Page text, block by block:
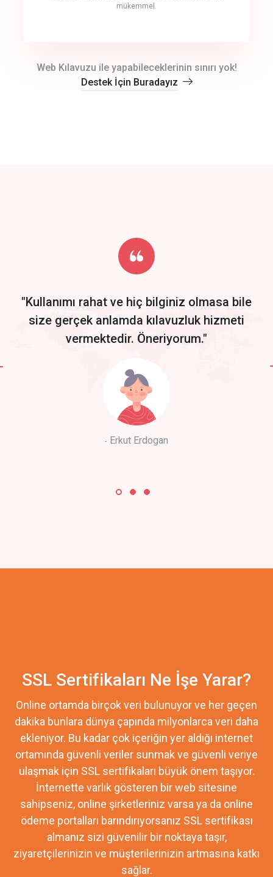
mükemmel.
Start by trying our service for 30 days free trial no credit card
required.
Web Kılavuzu ile yapabileceklerinin sınırı yok!
Destek İçin Buradayız
"Kullanımı rahat ve hiç bilginiz olmasa bile
size gerçek anlamda kılavuzluk hizmeti
vermektedir. Öneriyorum."
Erkut Erdogan
SSL Sertifikaları Ne İşe Yarar?
Online ortamda birçok veri bulunuyor ve her geçen
dakika bunlara dünya çapında milyonlarca veri daha
ekleniyor. Bu kadar çok içeriğin yer aldığı internet
ortamında güvenli veriler sunmak ve güvenli veriye
ulaşmak için SSL sertifikaları büyük önem taşıyor.
İnternette varlık gösteren bir web sitesine
sahipseniz, online şirketleriniz varsa ya da online
ödeme portalları barındırıyorsanız SSL sertifikası
almanız sizi güvenilir bir noktaya taşır,
ziyaretçilerinizin ve müşterilerinizin artmasına katkı
sağlar.